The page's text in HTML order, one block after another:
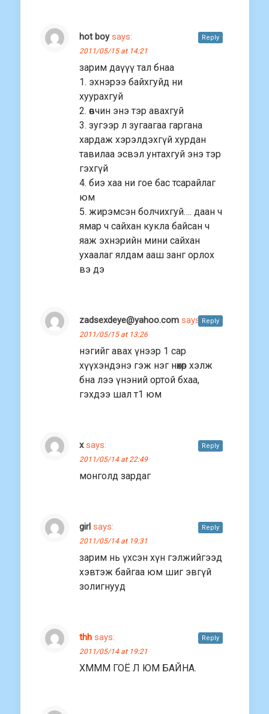
hot boy says:
2011/05/15 at 14:21
зарим даүүү тал бнаа
1. эхнэрээ байхгуйд ни
хуурахгуй
2. өвчин энэ тэр авахгуй
3. зугээр л зугаагаа гаргана
хардаж хэрэлдэхгүй хурдан
тавилаа эсвэл унтахгуй энэ тэр
гэхгүй
4. биэ хаа ни гое бас тсарайлаг
юм
5. жирэмсэн болчихгуй…. даан ч
ямар ч сайхан кукла байсан ч
яаж эхнэрийн мини сайхан
ухаалаг ялдам ааш занг орлох
вэ дэ
Reply
zadsexdeye@yahoo.com says:
2011/05/15 at 13:26
нэгийг авах үнээр 1 сар
хүүхэндэнэ гэж нэг нөхөр хэлж
бна лээ үнэний ортой бхаа,
гэхдээ шал т1 юм
Reply
x says:
2011/05/14 at 22:49
монголд зардаг
Reply
girl says:
2011/05/14 at 19:31
зарим нь үхсэн хүн гэлжийгээд
хэвтэж байгаа юм шиг эвгүй
золигнууд
Reply
thh says:
2011/05/14 at 19:21
ХМММ ГОЁ Л ЮМ БАЙНА.
Reply